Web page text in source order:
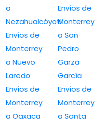
a
Nezahualcóyotl
Envíos de
Monterrey
a Nuevo
Laredo
Envíos de
Monterrey
a Oaxaca
Envíos de
Monterrey
a San
Pedro
Garza
García
Envíos de
Monterrey
a Santa